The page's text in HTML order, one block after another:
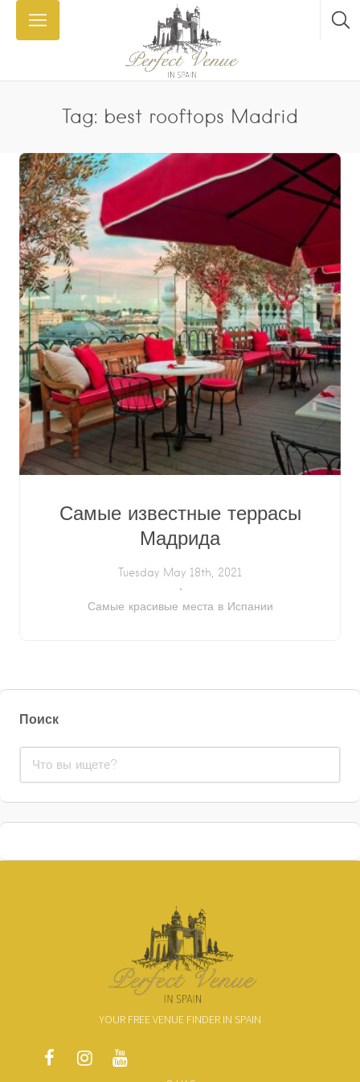
Tag: best rooftops Madrid
Самые известные террасы
Мадрида
Tuesday May 18th, 2021
Самые красивые места в Испании
Поиск
YOUR FREE VENUE FINDER IN SPAIN